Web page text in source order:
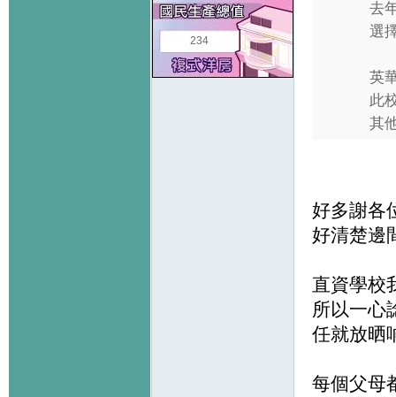
234
去
選
英
此
其
好多謝各
好清楚邊
直資學校
所以一心
任就放晒
每個父母